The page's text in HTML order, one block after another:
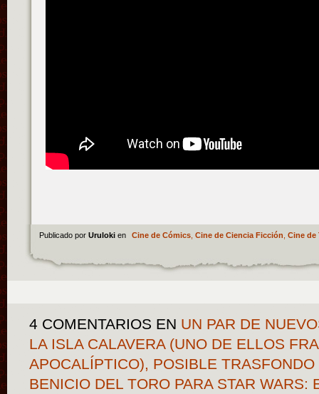
Publicado por Uruloki en Cine de Cómics, Cine de Ciencia Ficción Cine de
4 COMENTARIOS EN UN PAR DE
LA ISLA CALAVERA (UNO DE ELLOS
APOCALÍPTICO), POSIBLE
BENICIO DEL TORO PARA STAR WARS: